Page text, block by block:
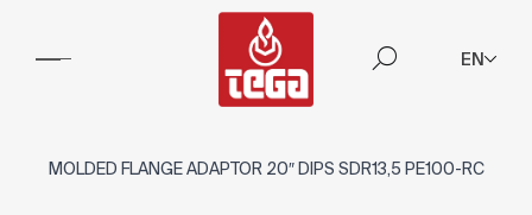
EN
MOLDED FLANGE ADAPTOR 20″ DIPS SDR13,5 PE100-RC